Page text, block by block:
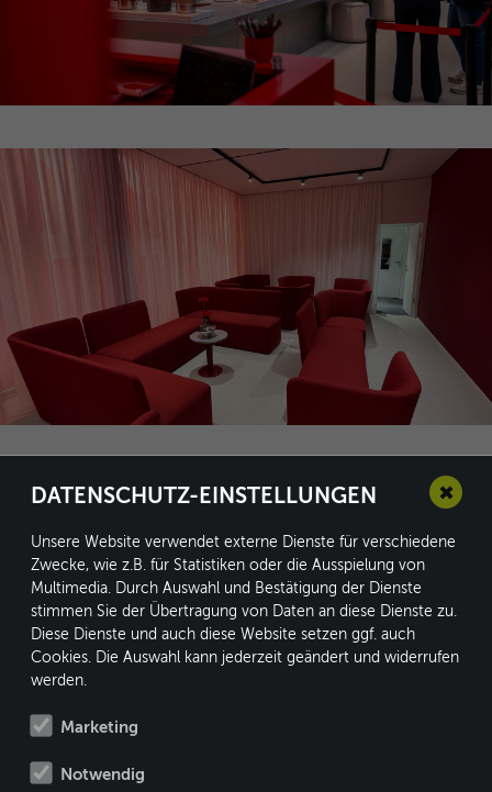
conform GmbH
Kleine Heide 16
33790 Halle/Westf.
Fax: +49 5201 8730-10
DATENSCHUTZ-EINSTELLUNGEN
Unsere Website verwendet externe Dienste für verschiedene
Zwecke, wie z.B. für Statistiken oder die Ausspielung von
Multimedia. Durch Auswahl und Bestätigung der Dienste
stimmen Sie der Übertragung von Daten an diese Dienste zu.
Diese Dienste und auch diese Website setzen ggf. auch
Cookies. Die Auswahl kann jederzeit geändert und widerrufen
werden.
Marketing
Notwendig
✖